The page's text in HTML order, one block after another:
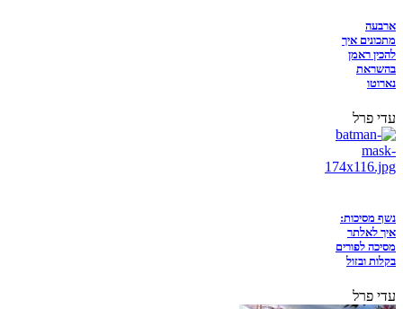
ארבעה
מתכונים איך
להכין ראמן
בהשראת
נארוטו
עדי פרל
נשף מסיכות:
איך לאלתר
מסיכה לפורים
בקלות ובזול
עדי פרל